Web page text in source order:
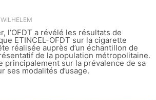
l’OFDT a révélé les résultats de
ETINCEL-OFDT sur la cigarette
réalisée auprès d’un échantillon de
de la population métropolitaine.
principalement sur la prévalence de sa
ses modalités d’usage.